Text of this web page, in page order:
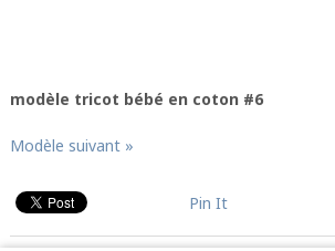
modèle tricot bébé en coton #6
Modèle suivant »
Pin It